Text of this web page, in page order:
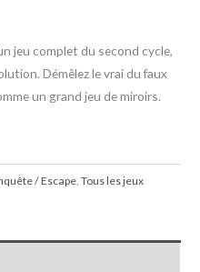
jeu complet du second cycle,
Démêlez le vrai du faux
un grand jeu de miroirs.
/ Escape ,Tous les jeux